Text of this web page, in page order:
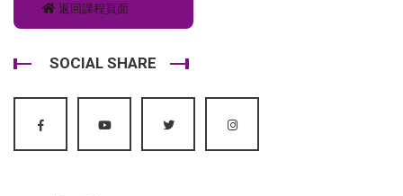
返回課程頁面
SOCIAL SHARE